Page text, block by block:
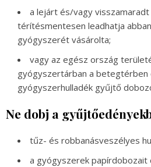
a lejárt és/vagy
térítésmentesen leadhatja
gyógyszerét vásárolta;
vagy az egész ország
gyógyszertárban a
gyógyszerhulladék gyűjtő
Ne dobj a
tűz- és robbanásveszélyes
a gyógyszerek papírdobozait